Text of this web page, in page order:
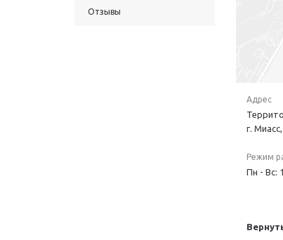
Отзывы
Адрес
г.
Режим
Пн - Вс: